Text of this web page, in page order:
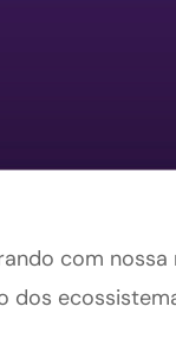
com nossa